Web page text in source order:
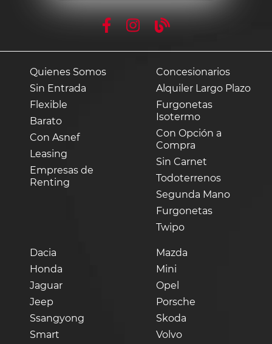
Quienes Somos
Sin Entrada
Flexible
Barato
Con Asnef
Leasing
Empresas de
Renting
Dacia
Honda
Jaguar
Jeep
Ssangyong
Smart
Mazda
Mini
Opel
Porsche
Skoda
Volvo
Concesionarios
Alquiler Largo Plazo
Furgonetas
Isotermo
Con Opción a
Compra
Sin Carnet
Todoterrenos
Segunda Mano
Furgonetas
Twipo